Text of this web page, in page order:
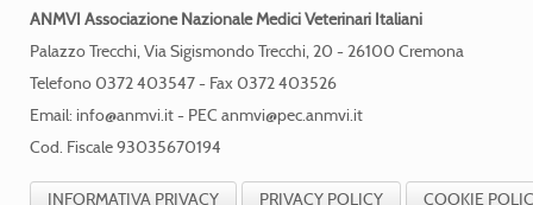
ANMVI Associazione Nazionale Medici Veterinari Italiani
Palazzo Trecchi, Via Sigismondo Trecchi, 20 - 26100 Cremona
Telefono 0372 403547 - Fax 0372 403526
Email: info@anmvi.it- PEC anmvi@pec.anmvi.it
Cod. Fiscale 93035670194
INFORMATIVA PRIVACY PRIVACY POLICY COOKIE